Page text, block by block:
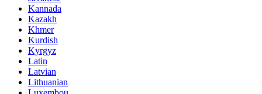
Kannada
Kazakh
Khmer
Kurdish
Kyrgyz
Latin
Latvian
Lithuanian